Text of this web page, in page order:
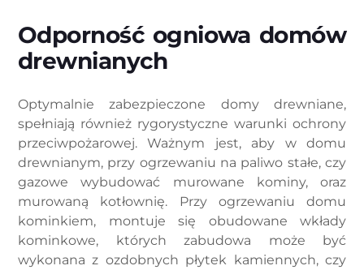
Odporność ogniowa domów
drewnianych
Optymalnie zabezpieczone domy drewniane,
spełniają również rygorystyczne warunki ochrony
przeciwpożarowej. Ważnym jest, aby w domu
drewnianym, przy ogrzewaniu na paliwo stałe, czy
gazowe wybudować murowane kominy, oraz
murowaną kotłownię. Przy ogrzewaniu domu
kominkiem, montuje się obudowane wkłady
kominkowe, których zabudowa może być
wykonana z ozdobnych płytek kamiennych, czy